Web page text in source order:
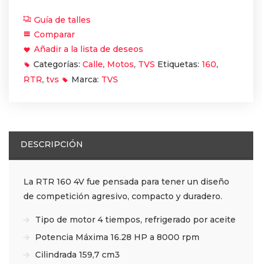
Guía de talles
Comparar
Añadir a la lista de deseos
Categorías: Calle, Motos, TVS Etiquetas: 160,
RTR, tvs Marca: TVS
DESCRIPCIÓN
La RTR 160 4V fue pensada para tener un diseño
de competición agresivo, compacto y duradero.
Tipo de motor 4 tiempos, refrigerado por aceite
Potencia Máxima 16.28 HP a 8000 rpm
Cilindrada 159,7 cm3